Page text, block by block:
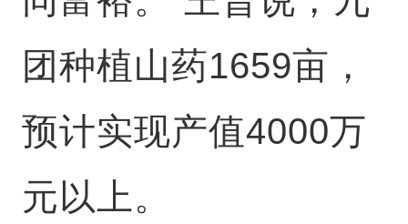
团种植山药1659亩，
预计实现产值4000万
元以上。